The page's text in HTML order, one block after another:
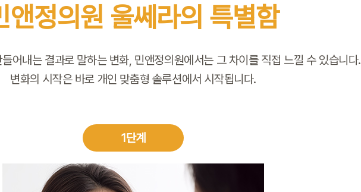
앤정의원 울쎄라의 특별함
어내는 결과로 말하는 변화, 민앤정의원에서는 그 차이를 직접 느낄 수 있습니다.
변화의 시작은 바로 개인 맞춤형 솔루션에서 시작됩니다.
1단계